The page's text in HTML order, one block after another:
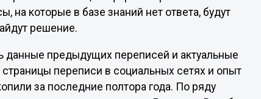
на которые в базе знаний нет ответа, будут
решение.
данные предыдущих переписей и актуальные
переписи в социальных сетях и опыт
за последние полтора года. По ряду